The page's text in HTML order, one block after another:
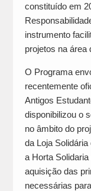
constituído em
instrumento
projetos na área
O Programa
recentemente
Antigos
disponibilizou o
no âmbito do
da Loja
a Horta
aquisição das
necessárias